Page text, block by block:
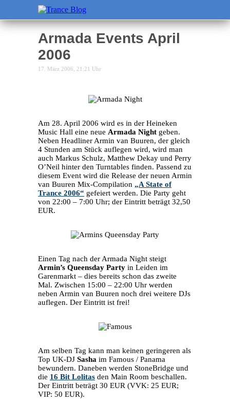
Armada Events April
2006
17. März 2006, 21:21 Uhr
Am 28. April 2006 wird es in der Heineken
Music Hall eine neue Armada Night geben.
Neben Headliner Armin van Buuren, der gleich
4 Stunden am Stück auflegen wird, wird man
auch Markus Schulz, Matthew Dekay und Perry
O’Neil hinter den Turntables finden. Passend zu
diesem Event wird die Release der neuen Armin
van Buuren Mix-Compilation „A State of
Trance 2006“ gefeiert werden. Die Party geht
von 22:00 – 7:00 Uhr; der Eintritt beträgt 32,50
EUR.
Einen Tag nach der Armada Night steigt
Armin’s Queensday Party in Leiden im
Garenmarkt – dies bereits schon das zweite
Mal. Zwischen 15:00 – 22:00 Uhr werden
neben Armin van Buuren noch drei weitere DJs
auflegen. Der Eintritt ist frei!
Am selben Tag kann man keinen geringeren als
Top UK-DJ Sasha im Famous / Panama
bewundern. Daneben werden StoneBridge und
die 16 Bit Lolitas den Main Room beschallen.
Der Eintritt beträgt 30 EUR (VVK: 25 EUR;
VIP: 50 EUR).